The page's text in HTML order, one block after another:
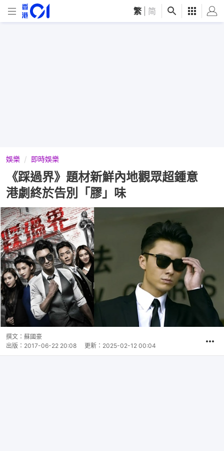
繁 简
娛樂 即時娛樂
《踩過界》題材新鮮內地觀眾超鍾意
港劇終於告別「膠」味
撰文： 蘇國豪
出版： 2017-06-22 20:08 更新： 2025-02-12 00:04